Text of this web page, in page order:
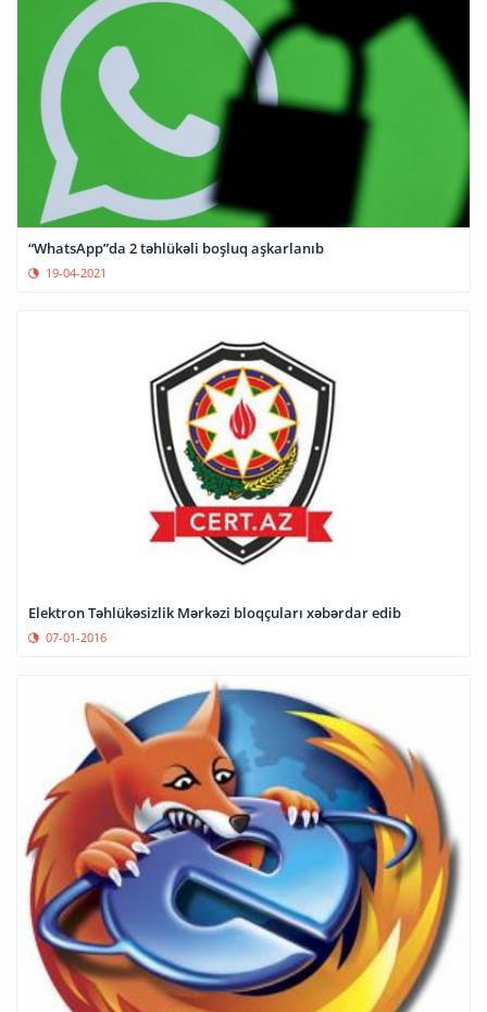
“WhatsApp”da 2 təhlükəli boşluq aşkarlanıb
19-04-2021
Elektron Təhlükəsizlik Mərkəzi bloqçuları xəbərdar edib
07-01-2016